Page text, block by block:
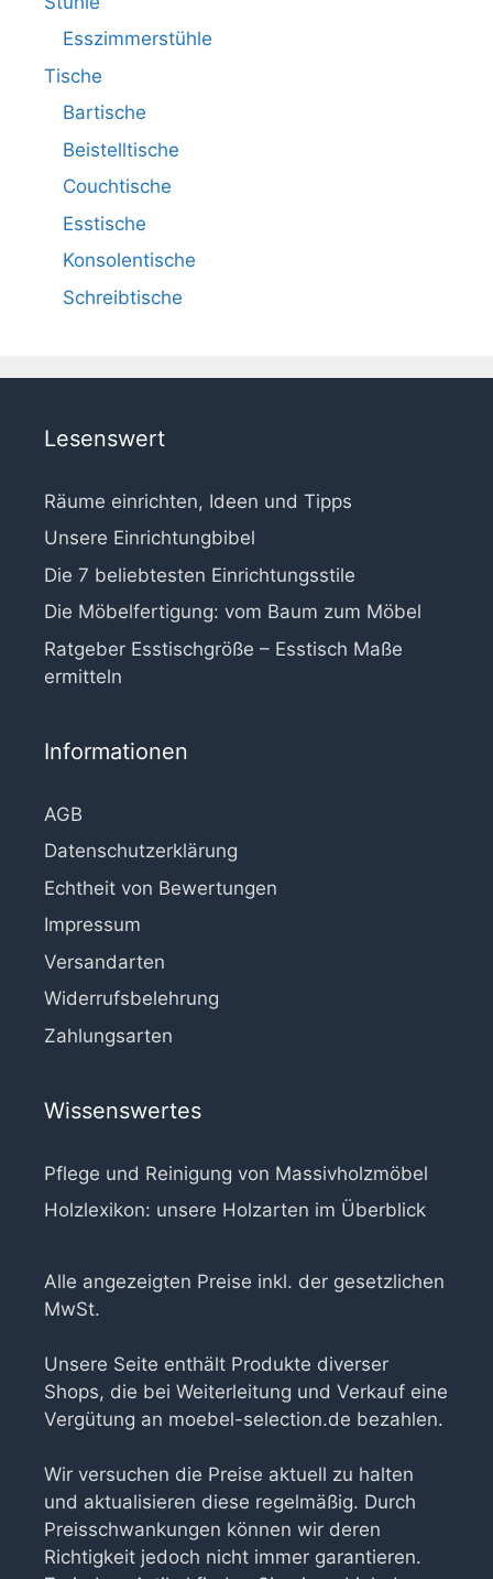
Esszimmerstühle
Tische
Bartische
Beistelltische
Couchtische
Esstische
Konsolentische
Schreibtische
Lesenswert
Räume einrichten, Ideen und Tipps
Unsere Einrichtungbibel
Die 7 beliebtesten Einrichtungsstile
Die Möbelfertigung: vom Baum zum Möbel
Ratgeber Esstischgröße – Esstisch Maße
ermitteln
Informationen
AGB
Datenschutzerklärung
Echtheit von Bewertungen
Impressum
Versandarten
Widerrufsbelehrung
Zahlungsarten
Wissenswertes
Pflege und Reinigung von Massivholzmöbel
Holzlexikon: unsere Holzarten im Überblick
Alle angezeigten Preise inkl. der gesetzlichen
MwSt.
Unsere Seite enthält Produkte diverser
Shops, die bei Weiterleitung und Verkauf eine
Vergütung an moebel-selection.de bezahlen.
Wir versuchen die Preise aktuell zu halten
und aktualisieren diese regelmäßig. Durch
Preisschwankungen können wir deren
Richtigkeit jedoch nicht immer garantieren.